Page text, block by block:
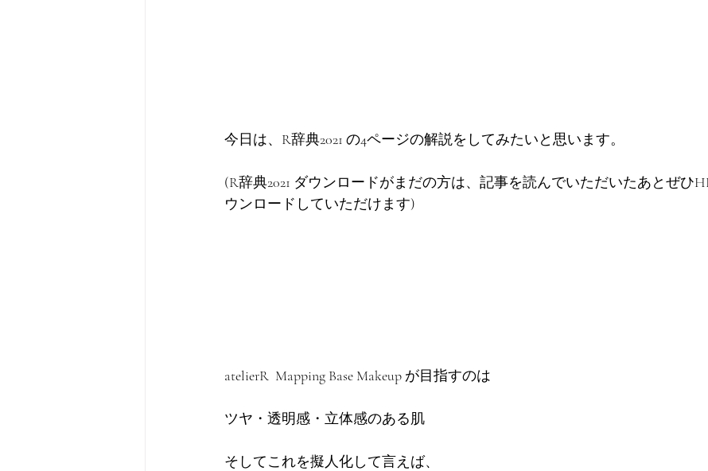
今日は、R辞典2021 の4ページの解説をしてみたいと思います。
(R辞典2021 ダウンロードがまだの方は、記事を読んでいただいたあとぜひ
ウンロードしていただけます)
atelierR  Mapping Base Makeup が目指すのは
ツヤ・透明感・立体感のある肌
そしてこれを擬人化して言えば、